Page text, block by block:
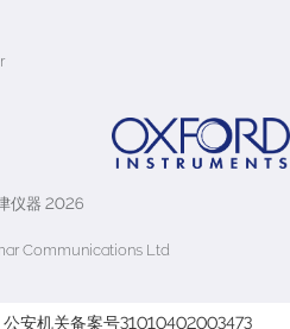
仪器 2026
Communications Ltd
公安机关备案号31010402003473